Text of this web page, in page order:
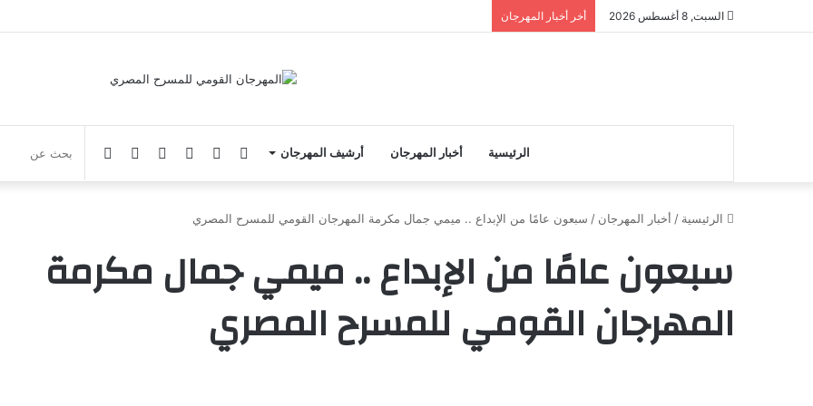
السبت, 8 أغسطس 2026 أخر أخبار المهرجان
الرئيسية أخبار المهرجان أرشيف المهرجان الوضع‏Googleانستقرام يوتيوبفيسبوك
الرئيسية / أخبار المهرجان / سبعون عامًا من الإبداع .. ميمي جمال مكرمة المهرجان القومي للمسرح المصري
سبعون عامًا من الإبداع .. ميمي جمال مكرمة
المهرجان القومي للمسرح المصري